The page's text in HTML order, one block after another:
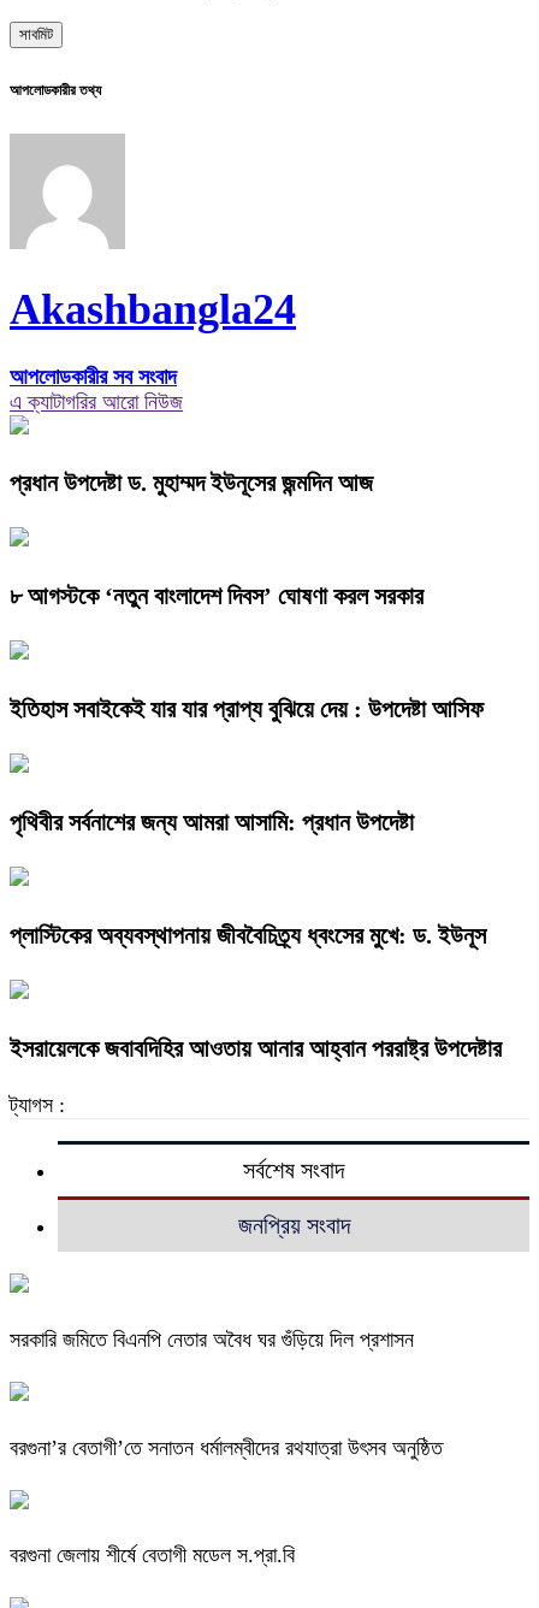
আপলোডকারীর তথ্য
Akashbangla24
আপলোডকারীর সব সংবাদ
এ ক্যাটাগরির আরো নিউজ
প্রধান উপদেষ্টা ড. মুহাম্মদ ইউনূসের জন্মদিন আজ
৮ আগস্টকে ‘নতুন বাংলাদেশ দিবস’ ঘোষণা করল সরকার
ইতিহাস সবাইকেই যার যার প্রাপ্য বুঝিয়ে দেয় : উপদেষ্টা আসিফ
পৃথিবীর সর্বনাশের জন্য আমরা আসামি: প্রধান উপদেষ্টা
প্লাস্টিকের অব্যবস্থাপনায় জীববৈচিত্র্য ধ্বংসের মুখে: ড. ইউনূস
ইসরায়েলকে জবাবদিহির আওতায় আনার আহ্বান পররাষ্ট্র উপদেষ্টার
ট্যাগস :
সর্বশেষ সংবাদ
জনপ্রিয় সংবাদ
সরকারি জমিতে বিএনপি নেতার অবৈধ ঘর গুঁড়িয়ে দিল প্রশাসন
বরগুনা’র বেতাগী’তে সনাতন ধর্মালম্বীদের রথযাত্রা উৎসব অনুষ্ঠিত
বরগুনা জেলায় শীর্ষে বেতাগী মডেল স.প্রা.বি